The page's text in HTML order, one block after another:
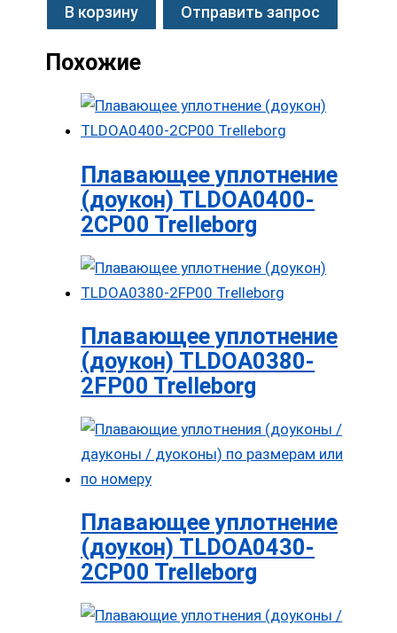
В корзину Отправить запрос
Похожие
Плавающее уплотнение
(доукон) TLDOA0400-
2CP00 Trelleborg
Плавающее уплотнение
(доукон) TLDOA0380-
2FP00 Trelleborg
Плавающее уплотнение
(доукон) TLDOA0430-
2CP00 Trelleborg